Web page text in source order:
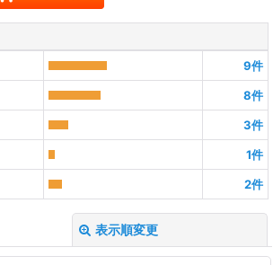
9件
8件
3件
1件
2件
表示順変更